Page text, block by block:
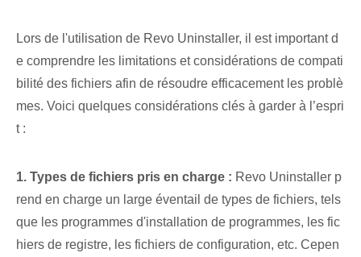
Lors de l'utilisation de Revo Uninstaller, il est important d
e comprendre les limitations et considérations de compati
bilité des fichiers afin de résoudre efficacement les problè
mes. Voici quelques considérations clés à garder à l’espri
t :
1. Types de fichiers pris en charge : Revo Uninstaller p
rend en charge un large éventail de types de fichiers, tels
que les programmes d'installation de programmes, les fic
hiers de registre, les fichiers de configuration, etc. Cepen